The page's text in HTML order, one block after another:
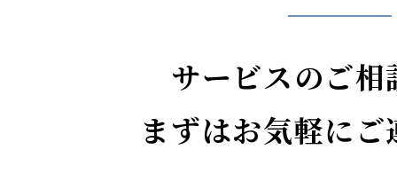
サービスのご
まずはお気軽に